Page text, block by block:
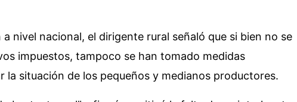
nivel nacional, el dirigente rural señaló que si bien no se
impuestos, tampoco se han tomado medidas
la situación de los pequeños y medianos productores.